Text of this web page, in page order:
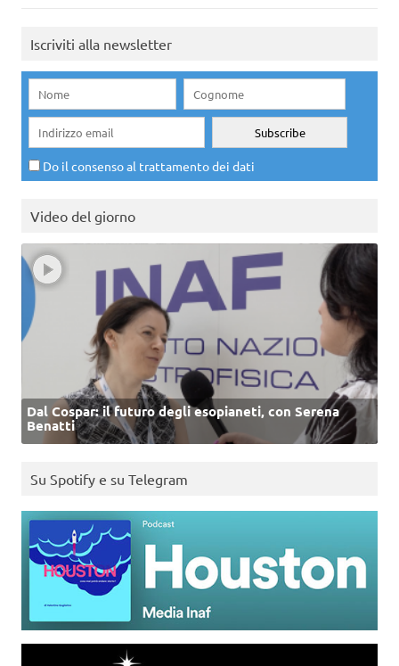
Iscriviti alla newsletter
Do il consenso al trattamento dei dati
Video del giorno
Dal Cospar: il futuro degli esopianeti, con Serena
Benatti
Su Spotify e su Telegram